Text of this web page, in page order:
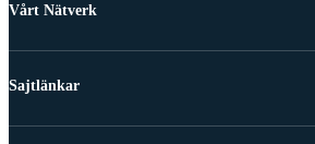
Vårt Nätverk
Sajtlänkar